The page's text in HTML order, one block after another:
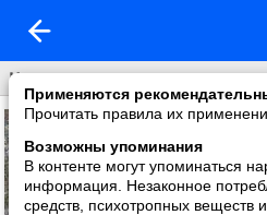
Применяются
Прочитать правила их
Возможны упоминания
В контенте могут упоминаться
информация. Незаконное
средств, психотропных веществ
Царство подземное